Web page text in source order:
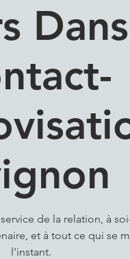
de la relation, à
et à tout ce qui se
l'instant.